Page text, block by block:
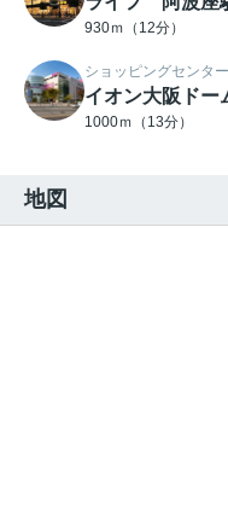
930ｍ（12分）
ショッピングセンター
イオン大阪ドー
1000ｍ（13分）
地図